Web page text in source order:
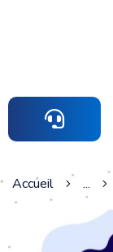
Accueil ...